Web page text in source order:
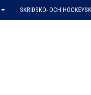
SKRIDSKO- OCH